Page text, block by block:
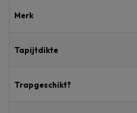
Merk
Tapijtdikte
Trapgeschikt?